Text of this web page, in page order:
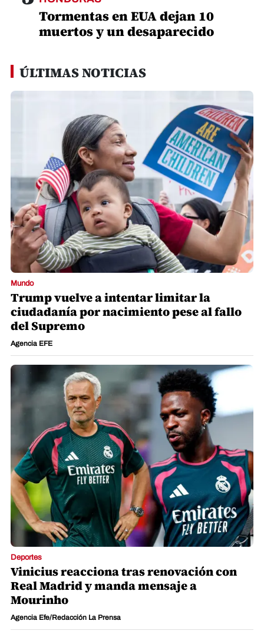
Tormentas en EUA dejan 10
muertos y un desaparecido
ÚLTIMAS NOTICIAS
Mundo
Trump vuelve a intentar limitar la
ciudadanía por nacimiento pese al fallo
del Supremo
Agencia EFE
Deportes
Vinicius reacciona tras renovación con
Real Madrid y manda mensaje a
Mourinho
Agencia Efe/Redacción La Prensa